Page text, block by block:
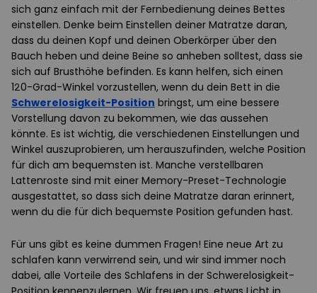
sich ganz einfach mit der Fernbedienung deines Bettes
einstellen. Denke beim Einstellen deiner Matratze daran,
dass du deinen Kopf und deinen Oberkörper über den
Bauch heben und deine Beine so anheben solltest, dass sie
sich auf Brusthöhe befinden. Es kann helfen, sich einen
120-Grad-Winkel vorzustellen, wenn du dein Bett in die
Schwerelosigkeit-Position bringst, um eine bessere
Vorstellung davon zu bekommen, wie das aussehen
könnte. Es ist wichtig, die verschiedenen Einstellungen und
Winkel auszuprobieren, um herauszufinden, welche Position
für dich am bequemsten ist. Manche verstellbaren
Lattenroste sind mit einer Memory-Preset-Technologie
ausgestattet, so dass sich deine Matratze daran erinnert,
wenn du die für dich bequemste Position gefunden hast.
Für uns gibt es keine dummen Fragen! Eine neue Art zu
schlafen kann verwirrend sein, und wir sind immer noch
dabei, alle Vorteile des Schlafens in der Schwerelosigkeit-